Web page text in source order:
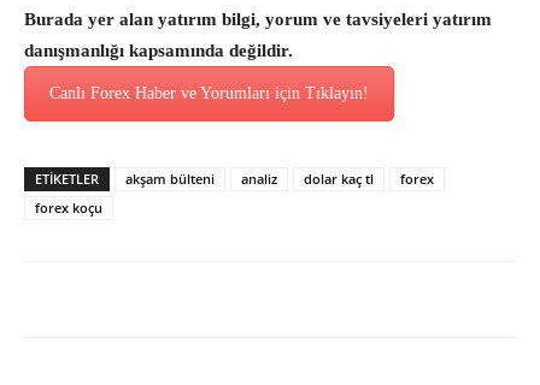
Burada yer alan yatırım bilgi, yorum ve tavsiyeleri yatırım
danışmanlığı kapsamında değildir.
Canlı Forex Haber ve Yorumları için Tıklayın!
ETİKETLER akşam bülteni analiz dolar kaç tl
forex
forex koçu